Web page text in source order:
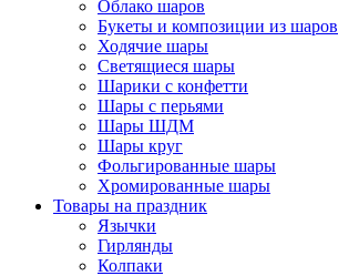
Облако шаров
Букеты и композиции из шаров
Ходячие шары
Светящиеся шары
Шарики с конфетти
Шары с перьями
Шары ШДМ
Шары круг
Фольгированные шары
Хромированные шары
Товары на праздник
Язычки
Гирлянды
Колпаки